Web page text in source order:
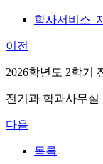
학사서비스_
이전
2026학년도 2학기
전기과 학과사무실
다음
목록